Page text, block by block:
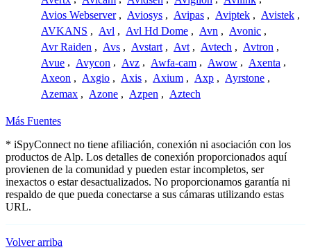
Avios Webserver , Aviosys , Avipas , Aviptek , Avistek ,
AVKANS , Avl , Avl Hd Dome , Avn , Avonic ,
Avr Raiden , Avs , Avstart , Avt , Avtech , Avtron ,
Avue , Avycon , Avz , Awfa-cam , Awow , Axenta ,
Axeon , Axgio , Axis , Axium , Axp , Ayrstone ,
Azemax , Azone , Azpen , Aztech
Más Fuentes
* iSpyConnect no tiene afiliación, conexión ni asociación con los
productos de Alp. Los detalles de conexión proporcionados aquí
provienen de la comunidad y pueden estar incompletos, ser
inexactos o estar desactualizados. No proporcionamos garantía ni
respaldo de que pueda conectarse a sus cámaras utilizando estas
URL.
Volver arriba